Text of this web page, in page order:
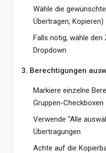
Wähle die
Übertragen, Kopieren)
Falls nötig, wähle
Dropdown
3. Berechtigungen
Markiere einzelne
Gruppen-Checkboxen
Verwende “Alle
Übertragungen
Achte auf die